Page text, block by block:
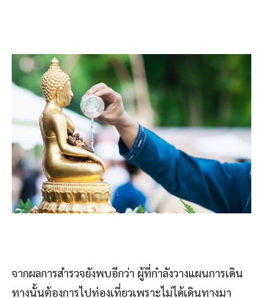
จากผลการสำรวจยังพบอีกว่า ผู้ที่กำลังวางแผนการเดิน
ทางนั้นต้องการไปท่องเที่ยวเพราะไม่ได้เดินทางมา